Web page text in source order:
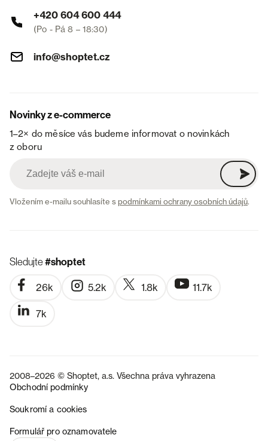
+420 604 600 444
(Po - Pá 8 – 18:30)
info@shoptet.cz
Novinky z e-commerce
1–2× do měsíce vás budeme informovat o novinkách
z oboru
Vložením e-mailu souhlasíte spodmínkami ochrany osobních údajů.
Sledujte#shoptet
26k 5.2k 1.8k 11.7k
7k
2008–2026 © Shoptet, a.s. Všechna práva vyhrazena
Obchodní podmínky
Soukromí a cookies
Formulář pro oznamovatele